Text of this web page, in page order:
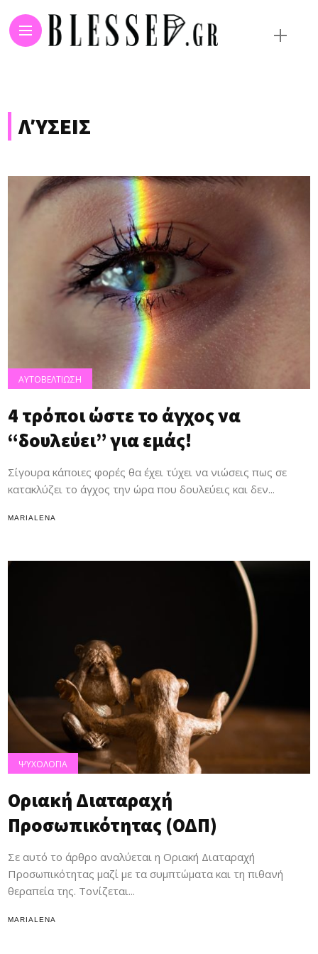
ΛΎΣΕΙΣ
ΑΥΤΟΒΕΛΤΙΩΣΗ
4 τρόποι ώστε το άγχος να
“δουλεύει” για εμάς!
Σίγουρα κάποιες φορές θα έχει τύχει να νιώσεις πως σε
κατακλύζει το άγχος την ώρα που δουλεύεις και δεν...
MARIALENA
ΨΥΧΟΛΟΓΙΑ
Οριακή Διαταραχή
Προσωπικότητας (ΟΔΠ)
Σε αυτό το άρθρο αναλύεται η Οριακή Διαταραχή
Προσωπικότητας μαζί με τα συμπτώματα και τη πιθανή
θεραπεία της. Τονίζεται...
MARIALENA